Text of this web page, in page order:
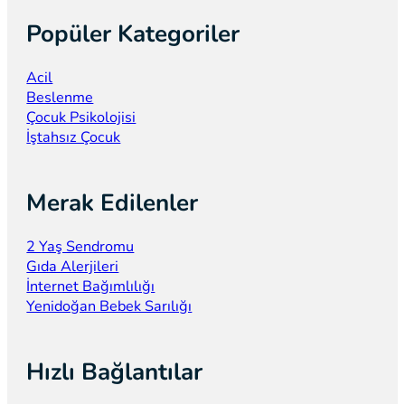
Popüler Kategoriler
Acil
Beslenme
Çocuk Psikolojisi
İştahsız Çocuk
Merak Edilenler
2 Yaş Sendromu
Gıda Alerjileri
İnternet Bağımlılığı
Yenidoğan Bebek Sarılığı
Hızlı Bağlantılar